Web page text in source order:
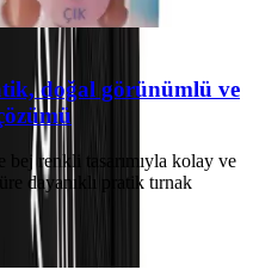
doğal görünümlü ve
bej renkli tasarımıyla kolay ve
dayanıklı pratik tırnak